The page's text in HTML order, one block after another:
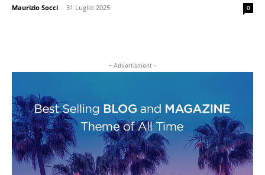
Maurizio Socci - 31 Luglio 2025 0
- Advertisment -